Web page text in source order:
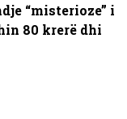
“misterioze” i
80 krerë dhi